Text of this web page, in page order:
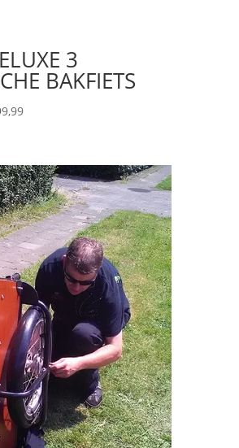
3
BAKFIETS
Huidige
€ 4.999,99.